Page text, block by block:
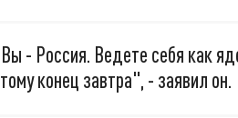
- Россия. Ведете себя как
конец завтра", - заявил он.